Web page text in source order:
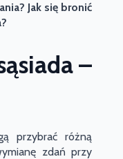
Jak się bronić
–
przybrać różną
zdań przy